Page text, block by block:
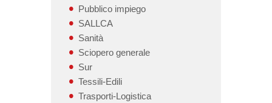
Pubblico impiego
SALLCA
Sanità
Sciopero generale
Sur
Tessili-Edili
Trasporti-Logistica